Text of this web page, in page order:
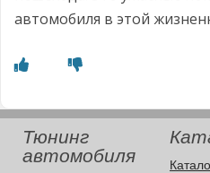
автомобиля в этой
Тюнинг
автомобиля